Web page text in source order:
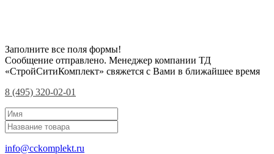
Заполните все поля формы!
Сообщение отправлено. Менеджер компании ТД
«СтройСитиКомплект» свяжется с Вами в ближайшее время
8 (495) 320-02-01
info@cckomplekt.ru